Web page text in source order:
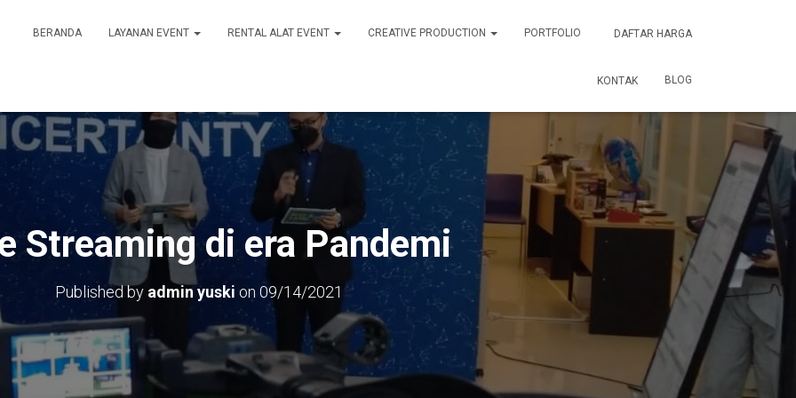
BERANDA LAYANAN EVENT RENTAL ALAT EVENT CREATIVE PRODUCTION PORTFOLIO DAFTAR HARGA
KONTAK BLOG
Streaming di era Pandemi
Published by admin yuski on 09/14/2021